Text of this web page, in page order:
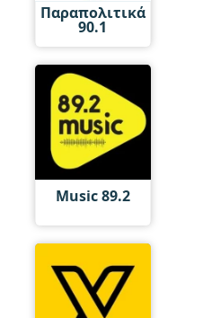
Παραπολιτικά
90.1
Music 89.2